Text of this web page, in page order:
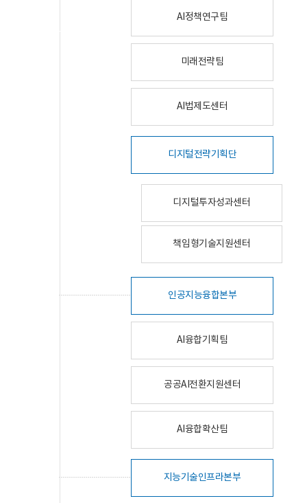
AI정책연구팀
미래전략팀
AI법제도센터
디지털전략기획단
디지털투자성과센터
책임형기술지원센터
인공지능융합본부
AI융합기획팀
공공AI전환지원센터
AI융합확산팀
지능기술인프라본부